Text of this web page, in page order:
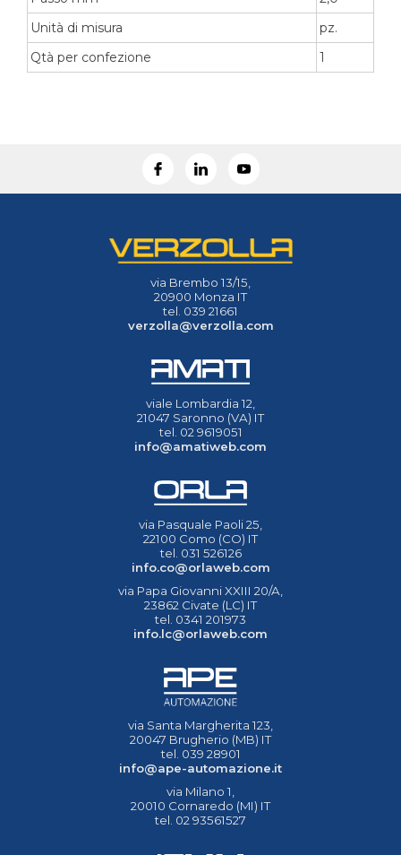
Unità di misura
pz.
Qtà per confezione
1
via Brembo 13/15,
20900 Monza IT
tel. 039 21661
verzolla@verzolla.com
viale Lombardia 12,
21047 Saronno (VA) IT
tel. 02 9619051
info@amatiweb.com
via Pasquale Paoli 25,
22100 Como (CO) IT
tel. 031 526126
info.co@orlaweb.com
via Papa Giovanni XXIII 20/A,
23862 Civate (LC) IT
tel. 0341 201973
info.lc@orlaweb.com
via Santa Margherita 123,
20047 Brugherio (MB) IT
tel. 039 28901
info@ape-automazione.it
via Milano 1,
20010 Cornaredo (MI) IT
tel. 02 93561527